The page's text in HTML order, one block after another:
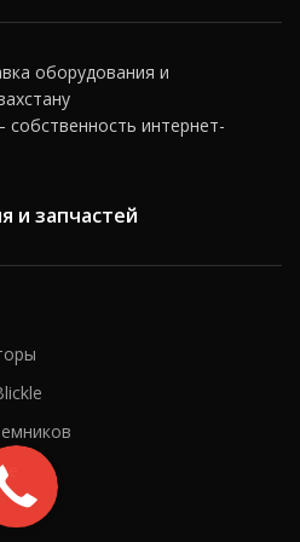
оборудования и
интернет-
и запчастей